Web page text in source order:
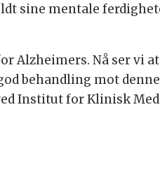
sine mentale
Alzheimers. Nå ser vi
behandling mot
Institut for Klinisk